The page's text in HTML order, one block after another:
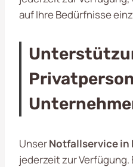
auf Ihre Bedürfnisse
UnserNotfallservice in
jederzeit zur Verfügung.